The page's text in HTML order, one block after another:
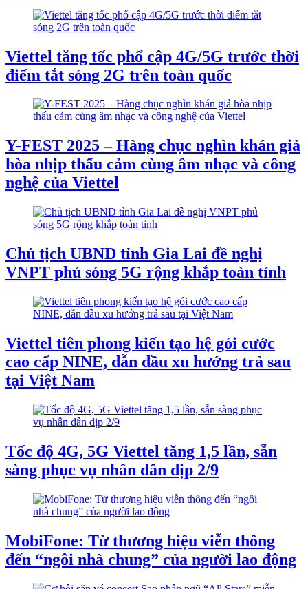
Viettel tăng tốc phổ cập 4G/5G trước thời
điểm tắt sóng 2G trên toàn quốc
Y-FEST 2025 – Hàng chục nghìn khán giả
hòa nhịp thấu cảm cùng âm nhạc và công
nghệ của Viettel
Chủ tịch UBND tỉnh Gia Lai đề nghị
VNPT phủ sóng 5G rộng khắp toàn tỉnh
Viettel tiên phong kiến tạo hệ gói cước
cao cấp NINE, dẫn đầu xu hướng trả sau
tại Việt Nam
Tốc độ 4G, 5G Viettel tăng 1,5 lần, sẵn
sàng phục vụ nhân dân dịp 2/9
MobiFone: Từ thương hiệu viễn thông
đến “ngôi nhà chung” của người lao động